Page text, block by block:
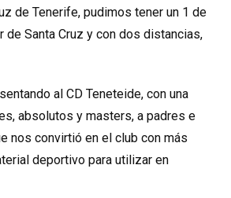
de Tenerife, pudimos tener un 1 de
de Santa Cruz y con dos distancias,
al CD Teneteide, con una
absolutos y masters, a padres e
nos convirtió en el club con más
deportivo para utilizar en